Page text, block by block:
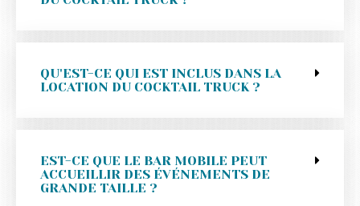
QU'EST-CE QUI EST INCLUS DANS LA
LOCATION DU COCKTAIL TRUCK ?
EST-CE QUE LE BAR MOBILE PEUT
ACCUEILLIR DES ÉVÉNEMENTS DE
GRANDE TAILLE ?